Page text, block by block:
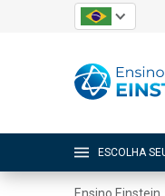
ESCOLHA